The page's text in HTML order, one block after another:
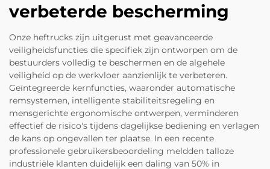
verbeterde bescherming
Onze heftrucks zijn uitgerust met geavanceerde
veiligheidsfuncties die specifiek zijn ontworpen om de
bestuurders volledig te beschermen en de algehele
veiligheid op de werkvloer aanzienlijk te verbeteren.
Geïntegreerde kernfuncties, waaronder automatische
remsystemen, intelligente stabiliteitsregeling en
mensgerichte ergonomische ontwerpen, verminderen
effectief de risico's tijdens dagelijkse bediening en verlagen
de kans op ongevallen ter plaatse. In een recente
professionele gebruikersbeoordeling meldden talloze
industriële klanten duidelijk een daling van 50% in